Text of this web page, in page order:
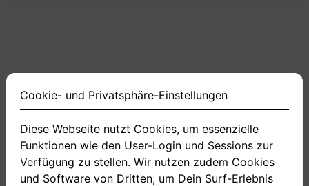
< 1 2 3 4 11 >
Cookie- und Privatsphäre-Einstellungen
Diese Webseite nutzt Cookies, um essenzielle
Funktionen wie den User-Login und Sessions zur
Verfügung zu stellen. Wir nutzen zudem Cookies
und Software von Dritten, um Dein Surf-Erlebnis